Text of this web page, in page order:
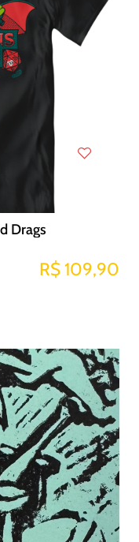
Drags
R$ 109,90